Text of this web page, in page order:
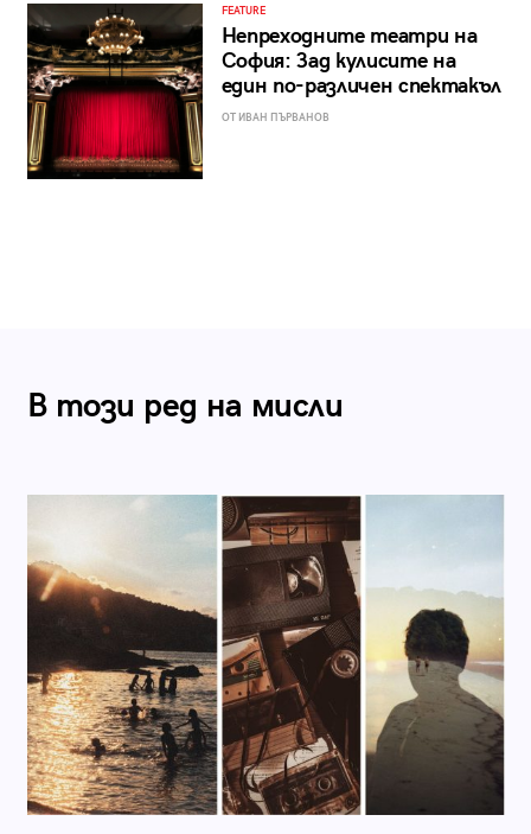
FEATURE
Непреходните театри на
София: Зад кулисите на
един по-различен спектакъл
ОТ ИВАН ПЪРВАНОВ
В този ред на мисли